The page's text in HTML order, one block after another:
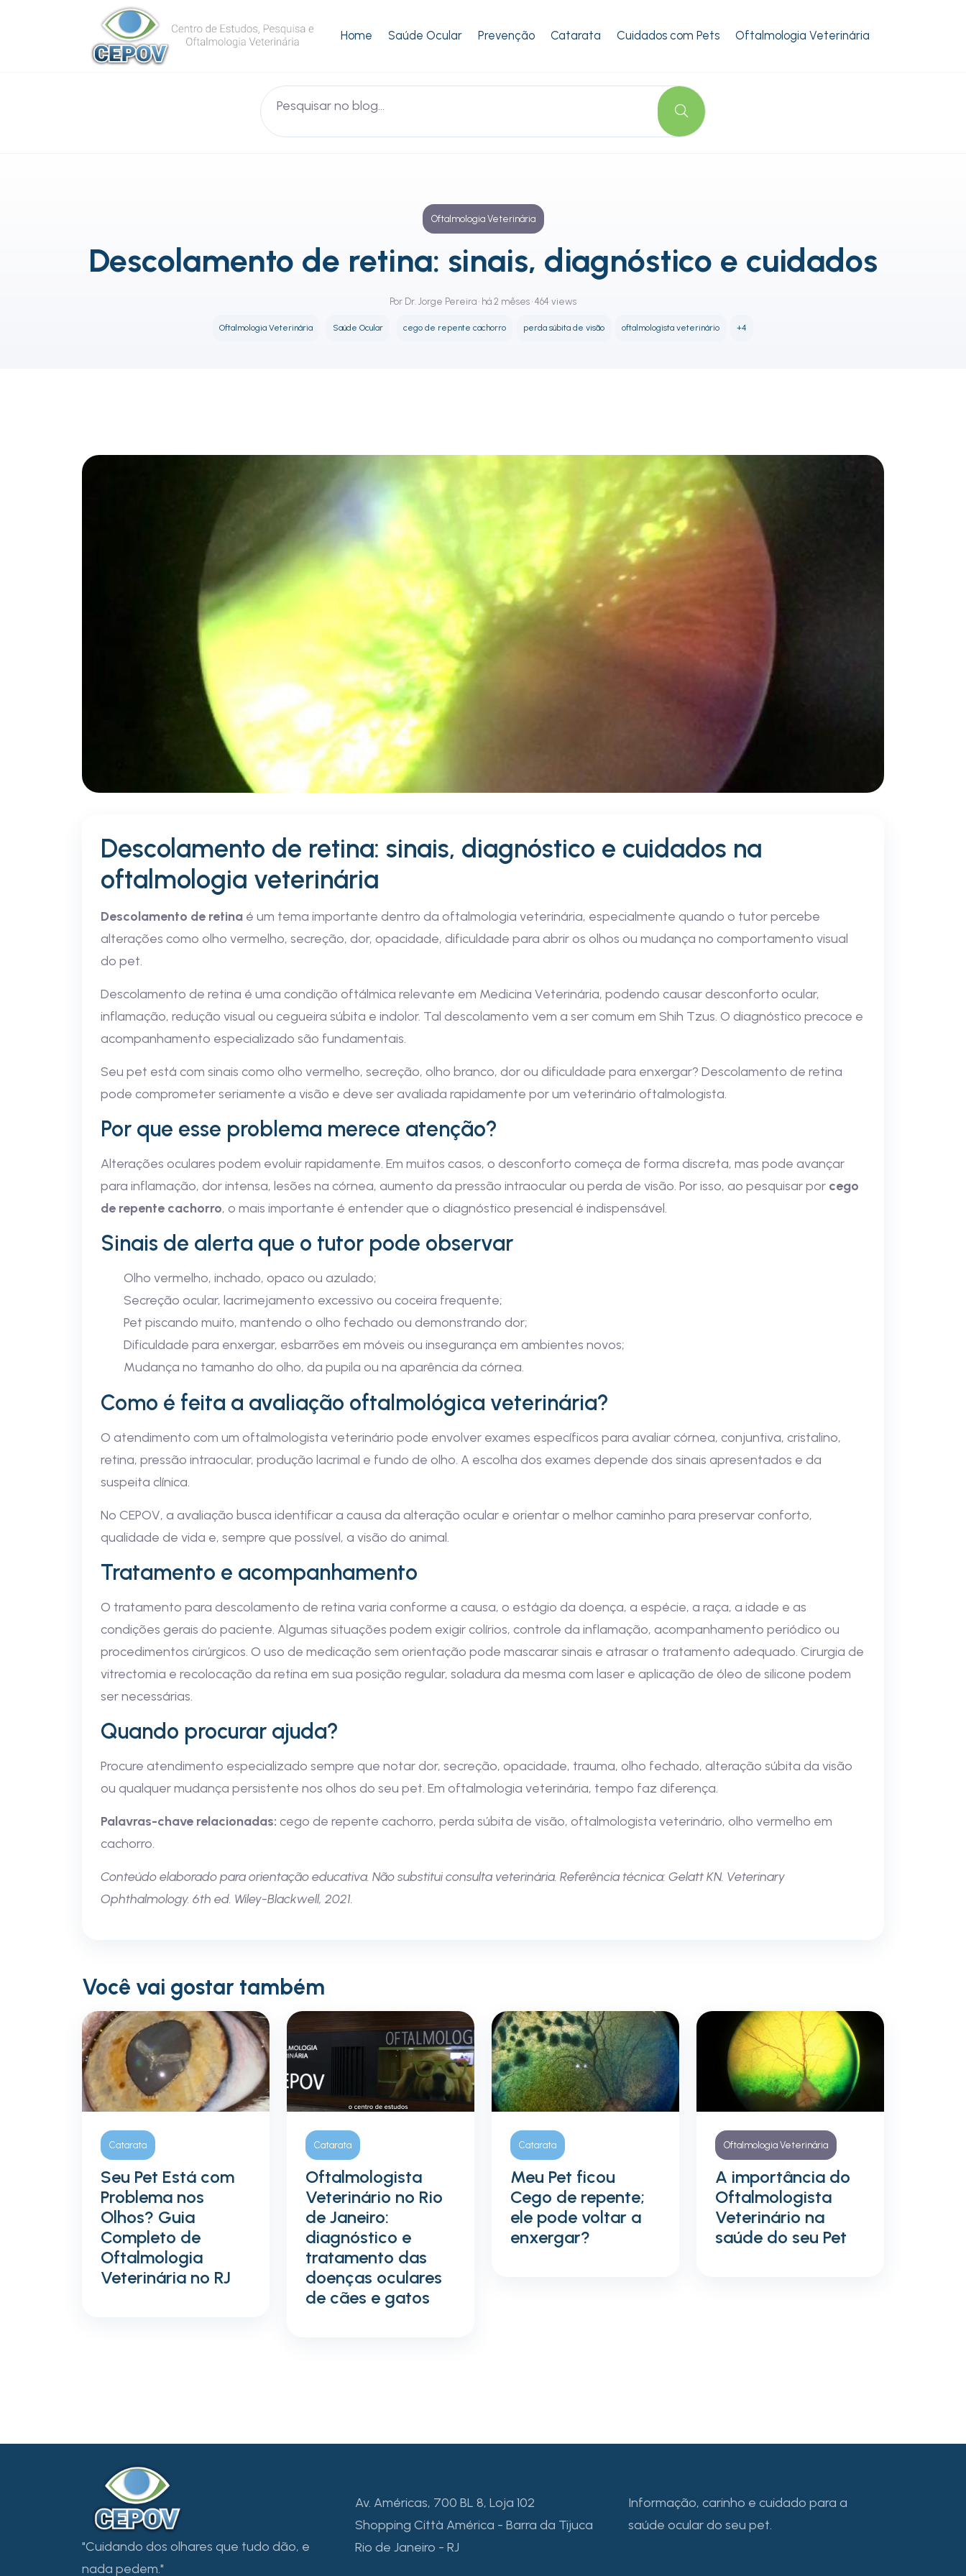
Home Saúde Ocular Prevenção Catarata Cuidados com Pets Oftalmologia Veterinária
Oftalmologia Veterinária
Descolamento de retina: sinais, diagnóstico e cuidados
Por Dr. Jorge Pereira • há 2 mêses • 464 views
Oftalmologia Veterinária Saúde Ocular cego de repente cachorro perda súbita de visão oftalmologista veterinário +4
Descolamento de retina: sinais, diagnóstico e cuidados na
oftalmologia veterinária
Descolamento de retina é um tema importante dentro da oftalmologia veterinária, especialmente quando o tutor percebe
alterações como olho vermelho, secreção, dor, opacidade, dificuldade para abrir os olhos ou mudança no comportamento visual
do pet.
Descolamento de retina é uma condição oftálmica relevante em Medicina Veterinária, podendo causar desconforto ocular,
inflamação, redução visual ou cegueira súbita e indolor. Tal descolamento vem a ser comum em Shih Tzus. O diagnóstico precoce e
acompanhamento especializado são fundamentais.
Seu pet está com sinais como olho vermelho, secreção, olho branco, dor ou dificuldade para enxergar? Descolamento de retina
pode comprometer seriamente a visão e deve ser avaliada rapidamente por um veterinário oftalmologista.
Por que esse problema merece atenção?
Alterações oculares podem evoluir rapidamente. Em muitos casos, o desconforto começa de forma discreta, mas pode avançar
para inflamação, dor intensa, lesões na córnea, aumento da pressão intraocular ou perda de visão. Por isso, ao pesquisar por cego
de repente cachorro, o mais importante é entender que o diagnóstico presencial é indispensável.
Sinais de alerta que o tutor pode observar
Olho vermelho, inchado, opaco ou azulado;
Secreção ocular, lacrimejamento excessivo ou coceira frequente;
Pet piscando muito, mantendo o olho fechado ou demonstrando dor;
Dificuldade para enxergar, esbarrões em móveis ou insegurança em ambientes novos;
Mudança no tamanho do olho, da pupila ou na aparência da córnea.
Como é feita a avaliação oftalmológica veterinária?
O atendimento com um oftalmologista veterinário pode envolver exames específicos para avaliar córnea, conjuntiva, cristalino,
retina, pressão intraocular, produção lacrimal e fundo de olho. A escolha dos exames depende dos sinais apresentados e da
suspeita clínica.
No CEPOV, a avaliação busca identificar a causa da alteração ocular e orientar o melhor caminho para preservar conforto,
qualidade de vida e, sempre que possível, a visão do animal.
Tratamento e acompanhamento
O tratamento para descolamento de retina varia conforme a causa, o estágio da doença, a espécie, a raça, a idade e as
condições gerais do paciente. Algumas situações podem exigir colírios, controle da inflamação, acompanhamento periódico ou
procedimentos cirúrgicos. O uso de medicação sem orientação pode mascarar sinais e atrasar o tratamento adequado. Cirurgia de
vitrectomia e recolocação da retina em sua posição regular, soladura da mesma com laser e aplicação de óleo de silicone podem
ser necessárias.
Quando procurar ajuda?
Procure atendimento especializado sempre que notar dor, secreção, opacidade, trauma, olho fechado, alteração súbita da visão
ou qualquer mudança persistente nos olhos do seu pet. Em oftalmologia veterinária, tempo faz diferença.
Palavras-chave relacionadas: cego de repente cachorro, perda súbita de visão, oftalmologista veterinário, olho vermelho em
cachorro.
Conteúdo elaborado para orientação educativa. Não substitui consulta veterinária. Referência técnica: Gelatt KN. Veterinary
Ophthalmology. 6th ed. Wiley-Blackwell, 2021.
Você vai gostar também
Catarata
Seu Pet Está com
Problema nos
Olhos? Guia
Completo de
Oftalmologia
Veterinária no RJ
Catarata
Oftalmologista
Veterinário no Rio
de Janeiro:
diagnóstico e
tratamento das
doenças oculares
de cães e gatos
Catarata
Meu Pet ficou
Cego de repente;
ele pode voltar a
enxergar?
Oftalmologia Veterinária
A importância do
Oftalmologista
Veterinário na
saúde do seu Pet
"Cuidando dos olhares que tudo dão, e
nada pedem."
Av. Américas, 700 BL 8, Loja 102
Shopping Città América - Barra da Tijuca
Rio de Janeiro - RJ
Informação, carinho e cuidado para a
saúde ocular do seu pet.